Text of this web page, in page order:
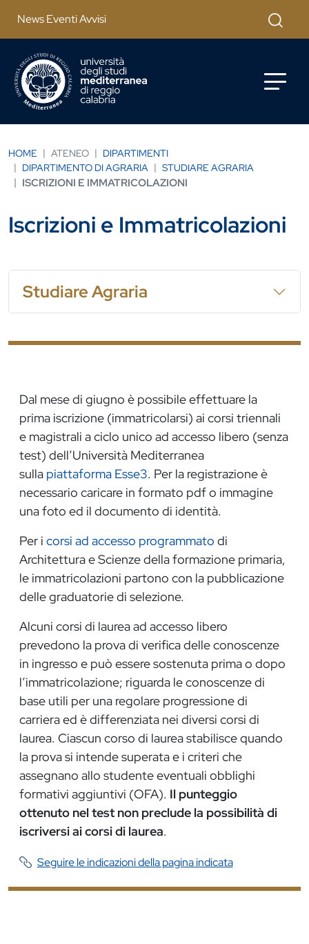
News Eventi Avvisi Cerca
HOME ATENEO
DIPARTIMENTI
DIPARTIMENTO DI AGRARIA
STUDIARE AGRARIA
ISCRIZIONI E IMMATRICOLAZIONI
Iscrizioni e Immatricolazioni
Studiare Agraria
Dal mese di giugno è possibile effettuare la
prima iscrizione (immatricolarsi) ai corsi triennali
e magistrali a ciclo unico ad accesso libero (senza
test) dell’Università Mediterranea
sulla piattaforma Esse3. Per la registrazione è
necessario caricare in formato pdf o immagine
una foto ed il documento di identità.
Per i corsi ad accesso programmato di
Architettura e Scienze della formazione primaria,
le immatricolazioni partono con la pubblicazione
delle graduatorie di selezione.
Alcuni corsi di laurea ad accesso libero
prevedono la prova di verifica delle conoscenze
in ingresso e può essere sostenuta prima o dopo
l’immatricolazione; riguarda le conoscenze di
base utili per una regolare progressione di
carriera ed è differenziata nei diversi corsi di
laurea. Ciascun corso di laurea stabilisce quando
la prova si intende superata e i criteri che
assegnano allo studente eventuali obblighi
formativi aggiuntivi (OFA). Il punteggio
ottenuto nel test non preclude la possibilità di
iscriversi ai corsi di laurea.
Seguire le indicazioni della pagina indicata